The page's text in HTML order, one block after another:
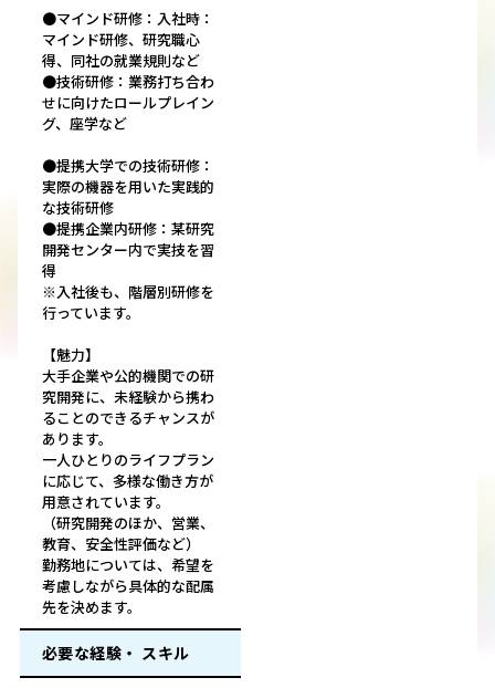
●マインド研修：入社時：
マインド研修、研究職心
得、同社の就業規則など
●技術研修：業務打ち合わ
せに向けたロールプレイン
グ、座学など
●提携大学での技術研修：
実際の機器を用いた実践的
な技術研修
●提携企業内研修：某研究
開発センター内で実技を習
得
※入社後も、階層別研修を
行っています。
【魅力】
大手企業や公的機関での研
究開発に、未経験から携わ
ることのできるチャンスが
あります。
一人ひとりのライフプラン
に応じて、多様な働き方が
用意されています。
（研究開発のほか、営業、
教育、安全性評価など）
勤務地については、希望を
考慮しながら具体的な配属
先を決めます。
必要な経験・ スキル